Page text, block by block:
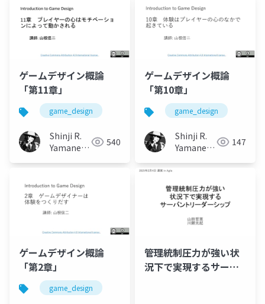
ゲームデザイン概論
「第11章」
game_design
Shinji R.
Yamane
540
ゲームデザイン概論
「第10章」
game_design
Shinji R.
Yamane
147
ゲームデザイン概論
「第2章」
game_design
管理統制圧力が強い状
況下で実現するサーバ